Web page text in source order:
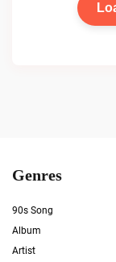
Genres
90s Song
Album
Artist